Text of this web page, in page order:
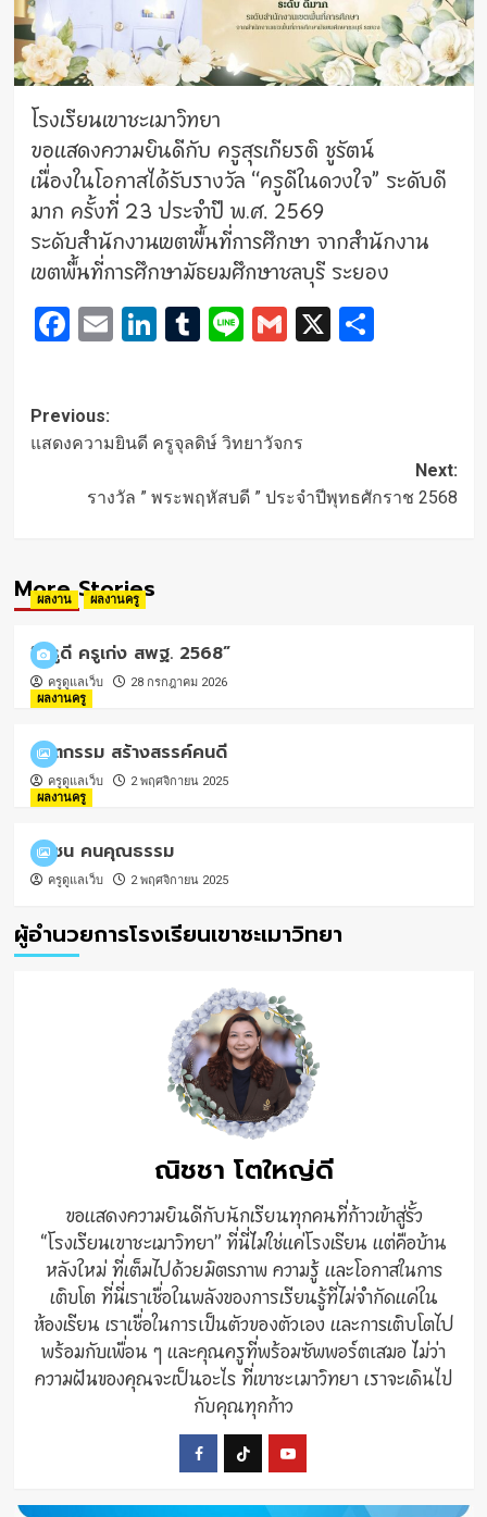
โรงเรียนเขาชะเมาวิทยา
ขอแสดงความยินดีกับ ครูสุรเกียรติ ชูรัตน์
เนื่องในโอกาสได้รับรางวัล “ครูดีในดวงใจ” ระดับดี
มาก ครั้งที่ 23 ประจำปี พ.ศ. 2569
ระดับสำนักงานเขตพื้นที่การศึกษา จากสำนักงาน
เขตพื้นที่การศึกษามัธยมศึกษาชลบุรี ระยอง
Facebook
Email
LinkedIn
Tumblr
LineGmail
X Share
Post
navigation
Previous:
แสดงความยินดี ครูจุลดิษ์ วิทยาวัจกร
Next:
รางวัล ” พระพฤหัสบดี ” ประจำปีพุทธศักราช 2568
More Stories
ผลงาน ผลงานครู
“ครูดี ครูเก่ง สพฐ. 2568”
ครูดูแลเว็บ
28 กรกฎาคม 2026
ผลงานครู
นวัตกรรม สร้างสรรค์คนดี
ครูดูแลเว็บ
2 พฤศจิกายน 2025
ผลงานครู
คุรุชน คนคุณธรรม
ครูดูแลเว็บ 2 พฤศจิกายน 2025
ผู้อำนวยการโรงเรียนเขาชะเมาวิทยา
ณิชชา โตใหญ่ดี
ขอแสดงความยินดีกับนักเรียนทุกคนที่ก้าวเข้าสู่รั้ว
“โรงเรียนเขาชะเมาวิทยา” ที่นี่ไม่ใช่แค่โรงเรียน แต่คือบ้าน
หลังใหม่ ที่เต็มไปด้วยมิตรภาพ ความรู้ และโอกาสในการ
เติบโต ที่นี่เราเชื่อในพลังของการเรียนรู้ที่ไม่จำกัดแค่ใน
ห้องเรียน เราเชื่อในการเป็นตัวของตัวเอง และการเติบโตไป
พร้อมกับเพื่อน ๆ และคุณครูที่พร้อมซัพพอร์ตเสมอ ไม่ว่า
ความฝันของคุณจะเป็นอะไร ที่เขาชะเมาวิทยา เราจะเดินไป
กับคุณทุกก้าว